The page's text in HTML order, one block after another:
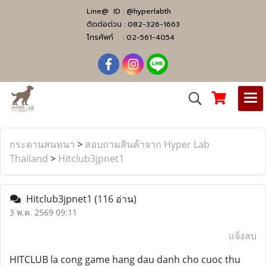
Line@ ID : @hyperlabth
ติดต่อด่วน : 082-326-1663
โทรศัพท์ : 02-561-4054
กระดานสนทนา > สอบถามสินค้าจาก Hyper Lab
Thailand > Hitclub3jpnet1
Hitclub3jpnet1 (116 อ่าน)
3 พ.ค. 2569 09:11
แจ้งลบ
HITCLUB la cong game hang dau danh cho cuoc thu